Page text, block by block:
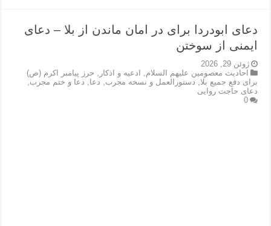
دعای ابودردا برای در امان ماندن از بلا – دعای
ایمنی از سوختن
ژوئن 29, 2026
احاديث معصومين عليهم السلام
ادعيه و اذكار
حرز پیامبر اکرم (ص)
برای دفع جمیع بلا دستورالعمل و نسخه مجرب دعا دعا و ختم مجرب
دعای حاجت روایی
0